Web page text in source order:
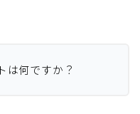
は何ですか？